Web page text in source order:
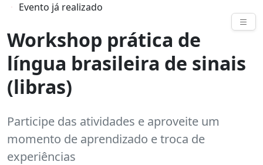
Evento já realizado
Workshop prática de
língua brasileira de sinais
(libras)
Participe das atividades e aproveite um
momento de aprendizado e troca de
experiências